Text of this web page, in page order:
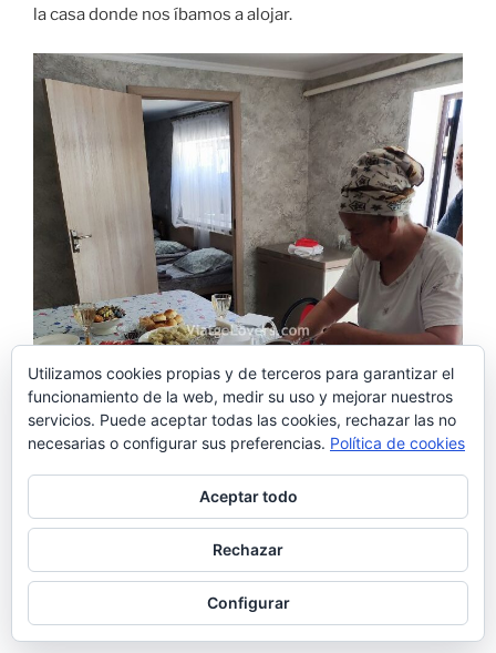
la casa donde nos íbamos a alojar.
Utilizamos cookies propias y de terceros para garantizar el
funcionamiento de la web, medir su uso y mejorar nuestros
servicios. Puede aceptar todas las cookies, rechazar las no
necesarias o configurar sus preferencias. Política de cookies
Aceptar todo
Rechazar
Configurar